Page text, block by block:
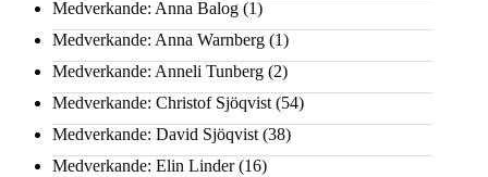
Medverkande: Anna Balog (1)
Medverkande: Anna Warnberg (1)
Medverkande: Anneli Tunberg (2)
Medverkande: Christof Sjöqvist (54)
Medverkande: David Sjöqvist (38)
Medverkande: Elin Linder(16)